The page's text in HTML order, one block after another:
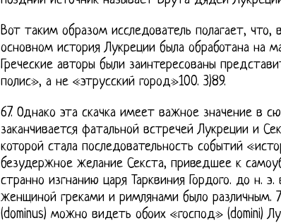
Вот таким образом исследователь полагает, что,
основном история Лукреции была обработана на
Греческие авторы были заинтересованы
полис», а не «этрусский город»100. 3)89.
67. Однако эта скачка имеет важное значение в
заканчивается фатальной встречей Лукреции и
которой стала последовательность событий
безудержное желание Секста, приведшее к
странно изгнанию царя Тарквиния Гордого. до н.
женщиной греками и римлянами было различным.
(dominus) можно видеть обоих «господ» (domini)